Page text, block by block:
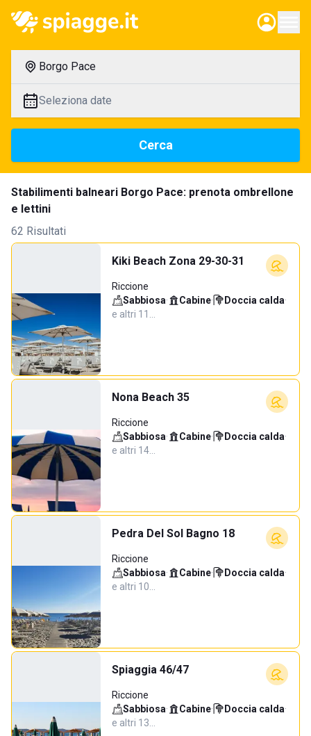
Borgo Pace
Seleziona date
Cerca
Stabilimenti balneari Borgo Pace: prenota ombrellone
e lettini
62 Risultati
Kiki Beach Zona 29-30-31
Riccione
Sabbiosa· Cabine· Doccia calda·
e altri 11…
Nona Beach 35
Riccione
Sabbiosa· Cabine· Doccia calda·
e altri 14…
Pedra Del Sol Bagno 18
Riccione
Sabbiosa· Cabine· Doccia calda·
e altri 10…
Spiaggia 46/47
Riccione
Sabbiosa· Cabine· Doccia calda·
e altri 13…